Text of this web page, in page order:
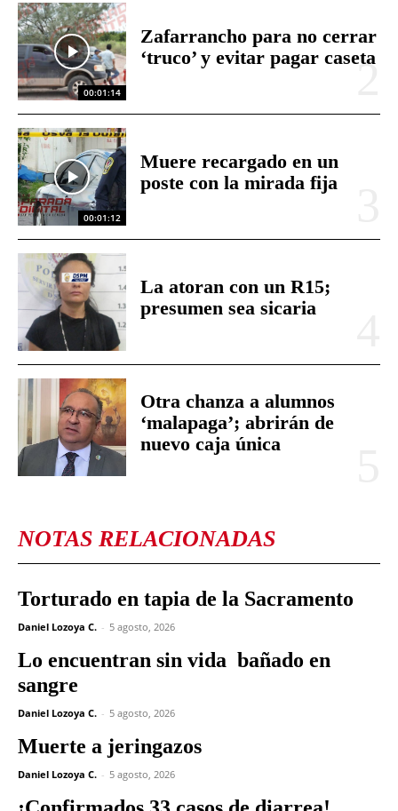
00:01:14
Zafarrancho para no cerrar
‘truco’ y evitar pagar caseta
00:01:12
Muere recargado en un
poste con la mirada fija
La atoran con un R15;
presumen sea sicaria
Otra chanza a alumnos
‘malapaga’; abrirán de
nuevo caja única
NOTAS RELACIONADAS
Torturado en tapia de la Sacramento
Daniel Lozoya C. - 5 agosto, 2026
Lo encuentran sin vida bañado en
sangre
Daniel Lozoya C. - 5 agosto, 2026
Muerte a jeringazos
Daniel Lozoya C. - 5 agosto, 2026